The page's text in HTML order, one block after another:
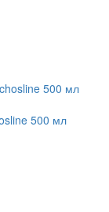
500 мл